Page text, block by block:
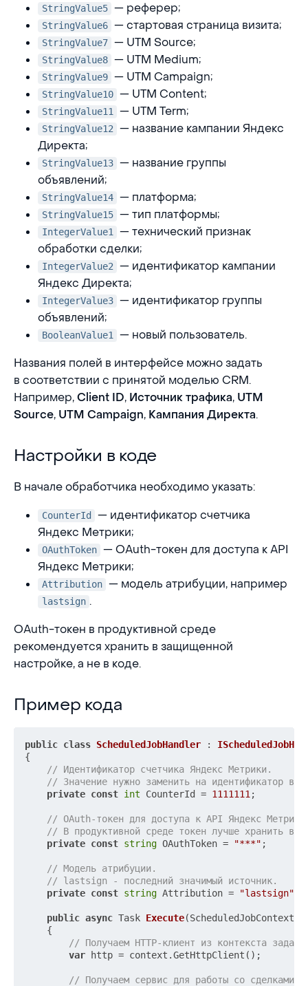
StringValue5 — реферер;
StringValue6 — стартовая страница визита;
StringValue7 — UTM Source;
StringValue8 — UTM Medium;
StringValue9 — UTM Campaign;
StringValue10 — UTM Content;
StringValue11 — UTM Term;
StringValue12
— название кампании Яндекс
Директа;
StringValue13 — название группы
объявлений;
StringValue14 — платформа;
StringValue15 — тип платформы;
IntegerValue1
— технический признак
обработки сделки;
IntegerValue2
— идентификатор кампании
Яндекс Директа;
IntegerValue3 — идентификатор группы
объявлений;
BooleanValue1
— новый пользователь.
Названия полей в интерфейсе можно задать
в соответствии с принятой моделью CRM.
Например, Client ID, Источник трафика, UTM
Source, UTM Campaign, Кампания Директа.
Настройки в коде
Настройки в коде
В начале обработчика необходимо указать:
CounterId
— идентификатор счетчика
Яндекс Метрики;
OAuthToken — OAuth-токен для доступа к API
Яндекс Метрики;
Attribution — модель атрибуции, например
lastsign .
OAuth-токен в продуктивной среде
рекомендуется хранить в защищенной
настройке, а не в коде.
Пример кода
Пример кода
public class ScheduledJobHandler :
{
// Идентификатор счетчика Яндекс Метрики.
// Значение нужно заменить на идентификатор
private const int CounterId = 1111111 ;
// OAuth-токен для доступа к API Яндекс
// В продуктивной среде токен лучше хранить в
private const string OAuthToken = "***" ;
// Модель атрибуции.
// lastsign - последний значимый источник.
private const string Attribution = "lastsign"
public async Task Execute(ScheduledJobContext
    {
// Получаем HTTP-клиент из контекста
var http = context.GetHttpClient();
// Получаем сервис для работы со сделками.